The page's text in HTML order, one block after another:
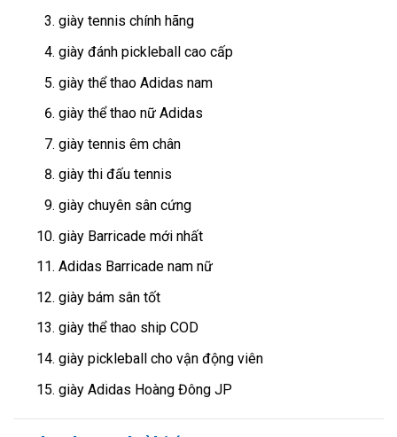
giày tennis chính hãng
giày đánh pickleball cao cấp
giày thể thao Adidas nam
giày thể thao nữ Adidas
giày tennis êm chân
giày thi đấu tennis
giày chuyên sân cứng
giày Barricade mới nhất
Adidas Barricade nam nữ
giày bám sân tốt
giày thể thao ship COD
giày pickleball cho vận động viên
giày Adidas Hoàng Đông JP